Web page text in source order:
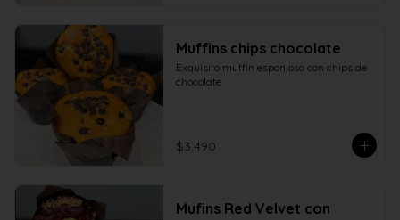
Muffins chips chocolate
Exquisito muffin esponjoso con chips de
chocolate
$3.490
Mufins Red Velvet con